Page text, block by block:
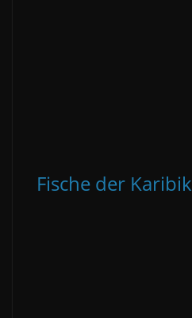
Fische der Karibik